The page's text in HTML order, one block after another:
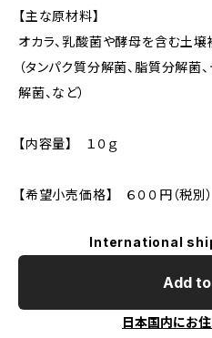
【主な原材料】
オカラ、乳酸菌や酵母を含む土
（タンパク質分解菌、脂質分解菌
解菌、など）
【内容量】 １０ｇ
【希望小売価格】 ６００円（税別）
International
Add
日本国内にお